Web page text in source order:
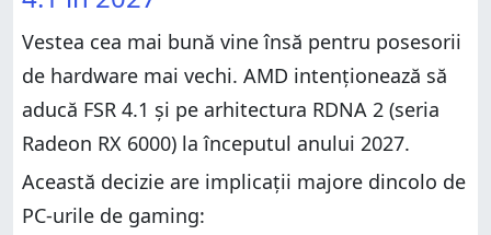
Vestea cea mai bună vine însă pentru posesorii
de hardware mai vechi. AMD intenționează să
aducă FSR 4.1 și pe arhitectura RDNA 2 (seria
Radeon RX 6000) la începutul anului 2027.
Această decizie are implicații majore dincolo de
PC-urile de gaming: